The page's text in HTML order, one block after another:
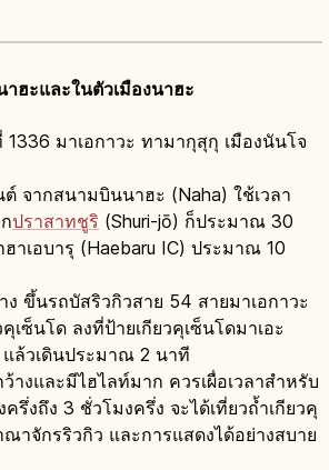
ฮะและในตัวเมืองนาฮะ
1336 มาเอกาวะ ทามากุสุกุ เมืองนันโจ
จากสนามบินนาฮะ (Naha) ใช้เวลา
ปราสาทชูริ (Shuri-jō) ก็ประมาณ 30
าเอบารุ (Haebaru IC) ประมาณ 10
ขึ้นรถบัสริวกิวสาย 54 สายมาเอกาวะ
เซ็นโด ลงที่ป้ายเกียวคุเซ็นโดมาเอะ
แล้วเดินประมาณ 2 นาที
างและมีไฮไลท์มาก ควรเผื่อเวลาสำหรับ
งถึง 3 ชั่วโมงครึ่ง จะได้เที่ยวถ้ำเกียวคุ
ณาจักรริวกิว และการแสดงได้อย่างสบาย